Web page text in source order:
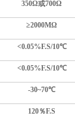
350Ω或700Ω
≥2000MΩ
<0.05%F.S/10℃
<0.05%F.S/10℃
-30~70℃
120％F.S